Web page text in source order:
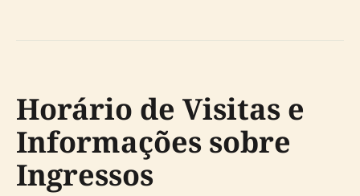
Horário de Visitas e
Informações sobre
Ingressos